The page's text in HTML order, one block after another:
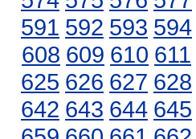
591 592 593 594
608 609 610 611
625 626 627 628
642 643 644 645